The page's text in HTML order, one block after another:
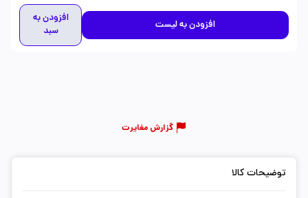
افزودن به لیست
افزودن به
سبد
گزارش مغایرت
توضیحات کالا